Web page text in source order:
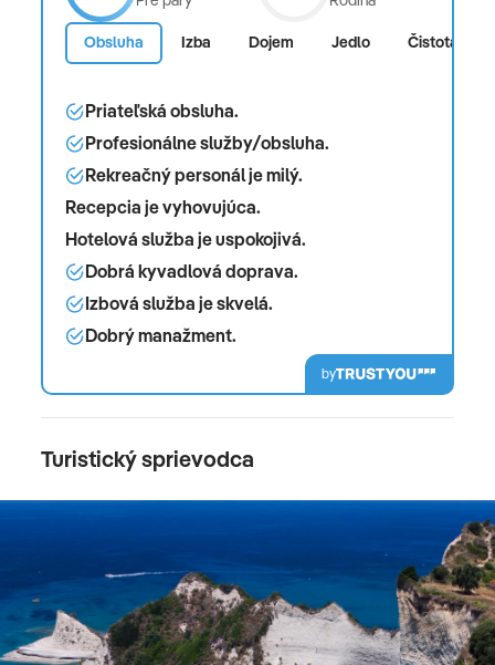
Obsluha Izba Dojem Jedlo Čistota
Priateľská obsluha.
Profesionálne služby/obsluha.
Rekreačný personál je milý.
Recepcia je vyhovujúca.
Hotelová služba je uspokojivá.
Dobrá kyvadlová doprava.
Izbová služba je skvelá.
Dobrý manažment.
by
Turistický sprievodca